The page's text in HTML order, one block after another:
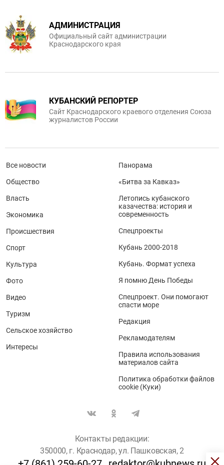
АДМИНИСТРАЦИЯ
Официальный сайт администрации
Краснодарского края
КУБАНСКИЙ РЕПОРТЕР
Сайт Краснодарского краевого отделения Союза
журналистов России
Все новости
Общество
Власть
Экономика
Происшествия
Спорт
Культура
Фото
Видео
Туризм
Сельское хозяйство
Интересы
Панорама
«Битва за Кавказ»
Летопись кубанского
казачества: история и
современность
Спецпроекты
Кубань 2000-2018
Кубань. Формат успеха
Я помню День Победы
Спецпроект. Они помогают
спасти море
Редакция
Рекламодателям
Правила использования
материалов сайта
Политика обработки файлов
cookie (Куки)
Контакты редакции:
350000, г. Краснодар, ул. Пашковская, 2